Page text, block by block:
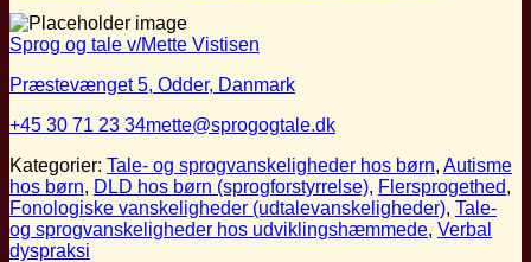
Sprog og tale v/Mette Vistisen
Præstevænget 5, Odder, Danmark
+45 30 71 23 34mette@sprogogtale.dk
Kategorier: Tale- og sprogvanskeligheder hos børn, Autisme
hos børn, DLD hos børn (sprogforstyrrelse), Flersprogethed,
Fonologiske vanskeligheder (udtalevanskeligheder), Tale-
og sprogvanskeligheder hos udviklingshæmmede, Verbal
dyspraksi